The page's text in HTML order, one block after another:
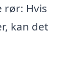
rør: Hvis
kan det